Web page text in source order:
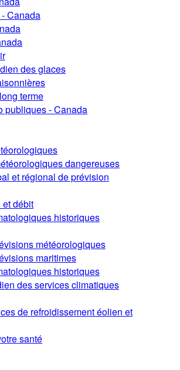
Canada
des glaces
terme
publiques - Canada
dangereuses
et régional de prévision
débit
historiques
météorologiques
maritimes
historiques
des services climatiques
de refroidissement éolien et
santé